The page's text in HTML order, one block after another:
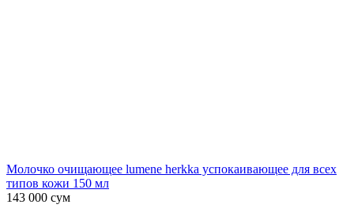
Молочко очищающее lumene herkka успокаивающее для всех
типов кожи 150 мл
143 000 сум